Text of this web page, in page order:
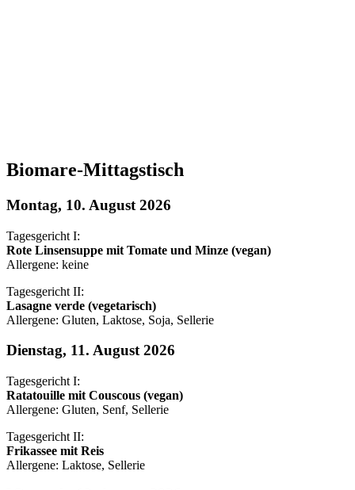
Biomare-Mittagstisch
Montag, 10. August 2026
Tagesgericht I:
Rote Linsensuppe mit Tomate und Minze (vegan)
Allergene: keine
Tagesgericht II:
Lasagne verde (vegetarisch)
Allergene: Gluten, Laktose, Soja, Sellerie
Dienstag, 11. August 2026
Tagesgericht I:
Ratatouille mit Couscous (vegan)
Allergene: Gluten, Senf, Sellerie
Tagesgericht II:
Frikassee mit Reis
Allergene: Laktose, Sellerie